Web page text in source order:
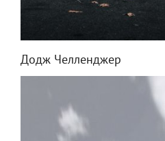
Додж Челленджер